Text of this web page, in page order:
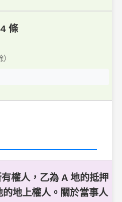
條
權人，乙為 A 地的抵押
地上權人。關於當事人